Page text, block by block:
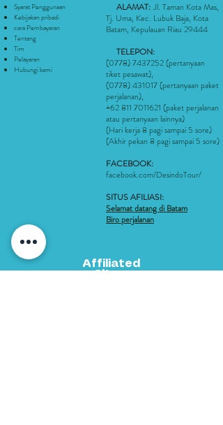
ALAMAT: Jl. Taman Kota Mas,
Tj. Uma, Kec. Lubuk Baja, Kota
Batam, Kepulauan Riau 29444
TELEPON:
(0778) 7437252(pertanyaan
tiket pesawat),
(0778) 431017(pertanyaan paket
perjalanan),
+62 811 7011621 (paket perjalanan
atau pertanyaan lainnya)
(Hari kerja 8 pagi sampai 5 sore)
(Akhir pekan 8 pagi sampai 5 sore)
FACEBOOK:
facebook.com/DesindoTour/
SITUS AFILIASI:
Selamat datang di Batam
Biro perjalanan
Syarat Penggunaan
Kebijakan pribadi
cara Pembayaran
Tentang
Tim
Pelayaran
Hubungi kami
Affiliated